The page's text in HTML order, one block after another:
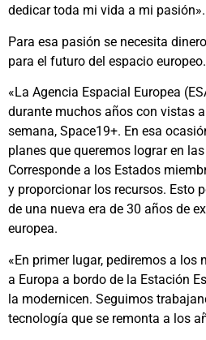
dedicar toda mi vida a mi pasión».
Para esa pasión se necesita
para el futuro del espacio europeo.
«La Agencia Espacial Europea
durante muchos años con vistas
semana, Space19+. En esa
planes que queremos lograr en
Corresponde a los Estados
y proporcionar los recursos. Esto
de una nueva era de 30 años de
europea.
«En primer lugar, pediremos a los
a Europa a bordo de la Estación
la modernicen. Seguimos
tecnología que se remonta a los